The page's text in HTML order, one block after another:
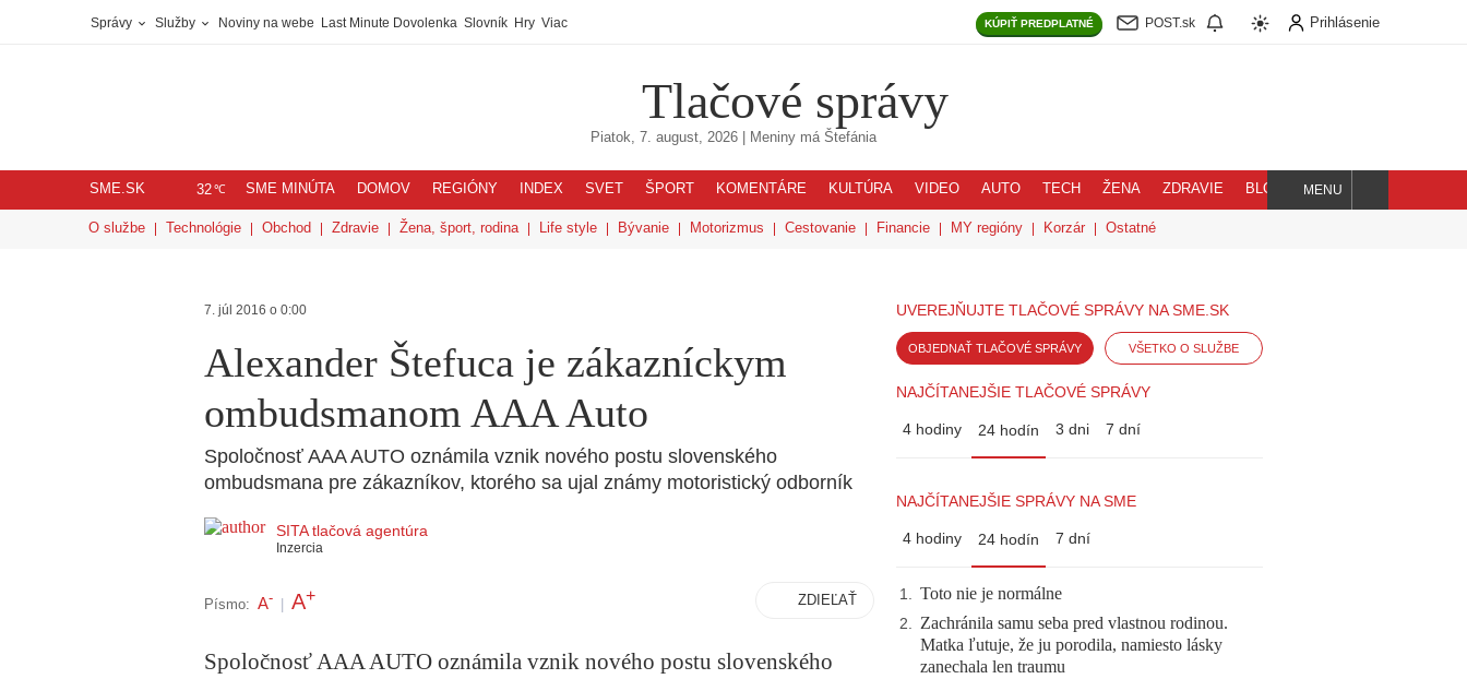
Správy Služby Noviny na webe Last Minute Dovolenka Slovník Hry Viac KÚPIŤ PREDPLATNÉ POST.sk Prihlásenie
Tlačové správy
Piatok, 7. august, 2026 | Meniny má Štefánia
SME.SK 32℃ SME MINÚTA DOMOV REGIÓNY INDEX SVET ŠPORT KOMENTÁRE KULTÚRA VIDEO AUTO TECH ŽENA ZDRAVIE BLOG
Hľadaj
MENU
O službe Technológie Obchod Zdravie Žena, šport, rodina Life style Bývanie Motorizmus Cestovanie Financie MY regióny Korzár Ostatné
7. júl 2016 o 0:00
Alexander Štefuca je zákazníckym
ombudsmanom AAA Auto
Spoločnosť AAA AUTO oznámila vznik nového postu slovenského
ombudsmana pre zákazníkov, ktorého sa ujal známy motoristický odborník
SITA tlačová agentúra
Inzercia
Písmo: A- A+ ZDIEĽAŤ
Spoločnosť AAA AUTO oznámila vznik nového postu slovenského
UVEREJŇUJTE TLAČOVÉ SPRÁVY NA SME.SK
OBJEDNAŤ TLAČOVÉ SPRÁVY VŠETKO O SLUŽBE
NAJČÍTANEJŠIE TLAČOVÉ SPRÁVY
4 hodiny 24 hodín 3 dni 7 dní
NAJČÍTANEJŠIE SPRÁVY NA SME
4 hodiny 24 hodín 7 dní
1. Toto nie je normálne
2. Zachránila samu seba pred vlastnou rodinou.
Matka ľutuje, že ju porodila, namiesto lásky
zanechala len traumu